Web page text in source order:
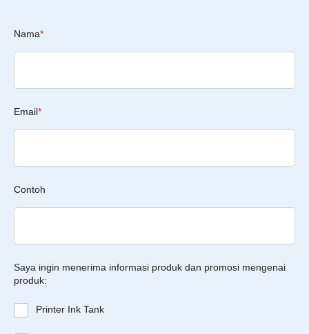
Nama*
Email*
Contoh
Saya ingin menerima informasi produk dan promosi mengenai
produk:
Printer Ink Tank